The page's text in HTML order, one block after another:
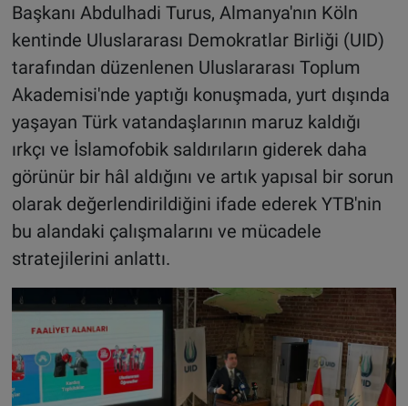
Başkanı Abdulhadi Turus, Almanya'nın Köln
kentinde Uluslararası Demokratlar Birliği (UID)
tarafından düzenlenen Uluslararası Toplum
Akademisi'nde yaptığı konuşmada, yurt dışında
yaşayan Türk vatandaşlarının maruz kaldığı
ırkçı ve İslamofobik saldırıların giderek daha
görünür bir hâl aldığını ve artık yapısal bir sorun
olarak değerlendirildiğini ifade ederek YTB'nin
bu alandaki çalışmalarını ve mücadele
stratejilerini anlattı.